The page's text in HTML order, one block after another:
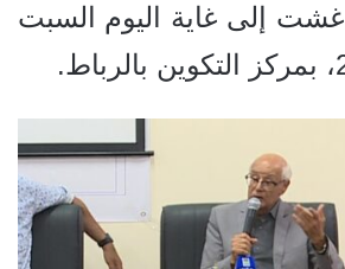
يوم الثلاثاء 27 غشت إلى غاية اليوم السبت